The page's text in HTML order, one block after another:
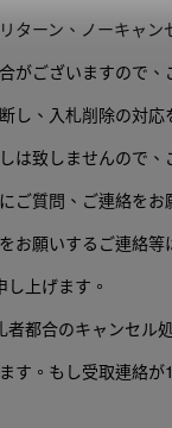
ターン、ノーキャ
がございますので、
し、入札削除の対
は致しませんので
ご質問、ご連絡を
お願いするご連絡
上げます。
都合のキャンセ
す。もし受取連絡